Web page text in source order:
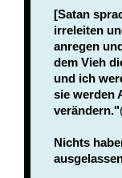
[Satan
irreleiten
anregen
dem Vieh
und ich
sie werden
verändern."
Nichts